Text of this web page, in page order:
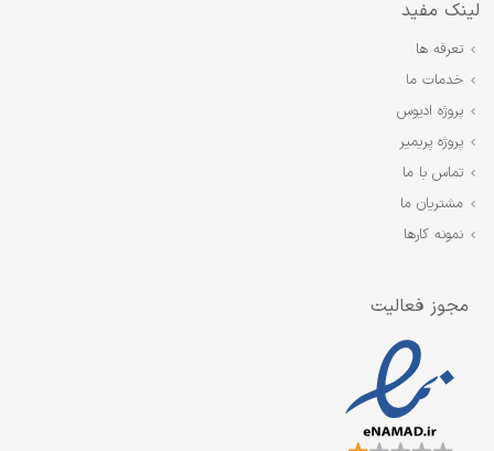
لینک مفید
تعرفه ها
خدمات ما
پروژه ادیوس
پروژه پریمیر
تماس با ما
مشتریان ما
نمونه کارها
مجوز فعالیت